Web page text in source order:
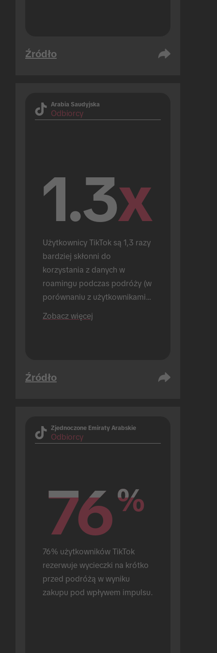
Źródło
Arabia Saudyjska
Odbiorcy
1.3x
Użytkownicy TikTok są 1,3 razy
bardziej skłonni do
korzystania z danych w
roamingu podczas podróży (w
porównaniu z użytkownikami,
Zobacz więcej
Źródło
Zjednoczone Emiraty Arabskie
Odbiorcy
76%
76%
76% użytkowników TikTok
rezerwuje wycieczki na krótko
przed podróżą w wyniku
zakupu pod wpływem impulsu.